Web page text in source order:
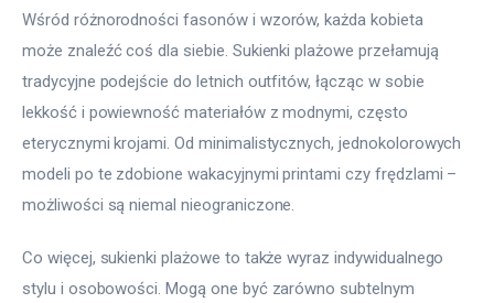
Wśród różnorodności fasonów i wzorów, każda kobieta
może znaleźć coś dla siebie. Sukienki plażowe przełamują
tradycyjne podejście do letnich outfitów, łącząc w sobie
lekkość i powiewność materiałów z modnymi, często
eterycznymi krojami. Od minimalistycznych, jednokolorowych
modeli po te zdobione wakacyjnymi printami czy frędzlami –
możliwości są niemal nieograniczone.
Co więcej, sukienki plażowe to także wyraz indywidualnego
stylu i osobowości. Mogą one być zarówno subtelnym